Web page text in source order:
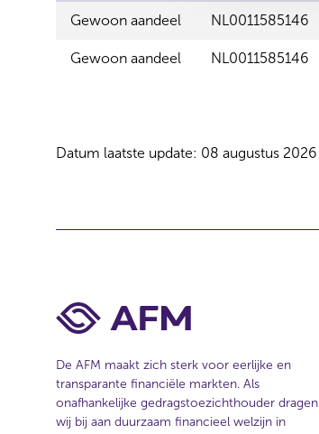
e
Gewoon aandeel NL0011585146
Gewoon aandeel NL0011585146
Datum laatste update: 08 augustus 2026
De AFM maakt zich sterk voor eerlijke en
transparante financiële markten. Als
onafhankelijke gedragstoezichthouder dragen
wij bij aan duurzaam financieel welzijn in